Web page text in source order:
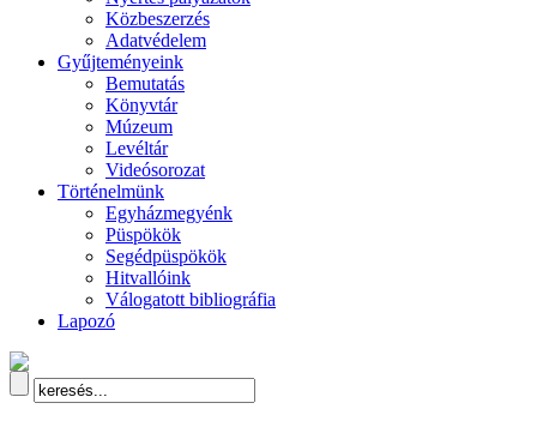
Közbeszerzés
Adatvédelem
Gyűjteményeink
Bemutatás
Könyvtár
Múzeum
Levéltár
Videósorozat
Történelmünk
Egyházmegyénk
Püspökök
Segédpüspökök
Hitvallóink
Válogatott bibliográfia
Lapozó